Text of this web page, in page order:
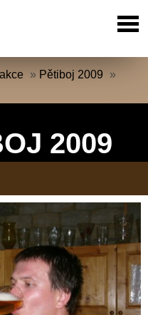
» Pětiboj 2009 »
2009